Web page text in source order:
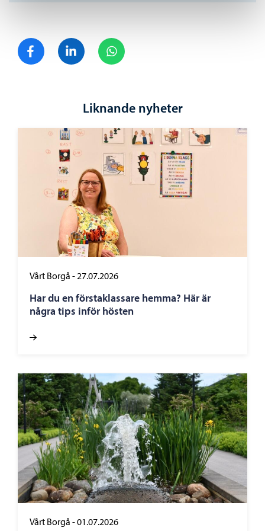
Dela på FacebookDela på LinkedIn
Liknande nyheter
Vårt Borgå -27.07.2026
Har du en förstaklassare hemma? Här är
några tips inför hösten
Vårt Borgå -01.07.2026